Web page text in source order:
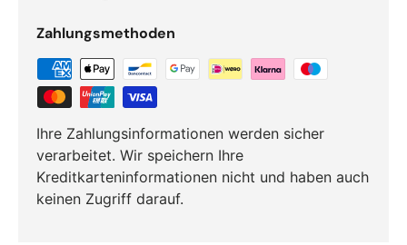
Zahlungsmethoden
Ihre Zahlungsinformationen werden sicher
verarbeitet. Wir speichern Ihre
Kreditkarteninformationen nicht und haben auch
keinen Zugriff darauf.